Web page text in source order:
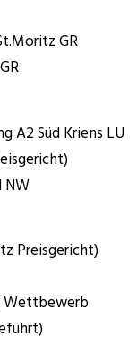
GR
A2 Süd Kriens LU
NW
Preisgericht)
Wettbewerb